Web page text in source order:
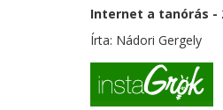
Internet a tanórás -
Írta: Nádori Gergely